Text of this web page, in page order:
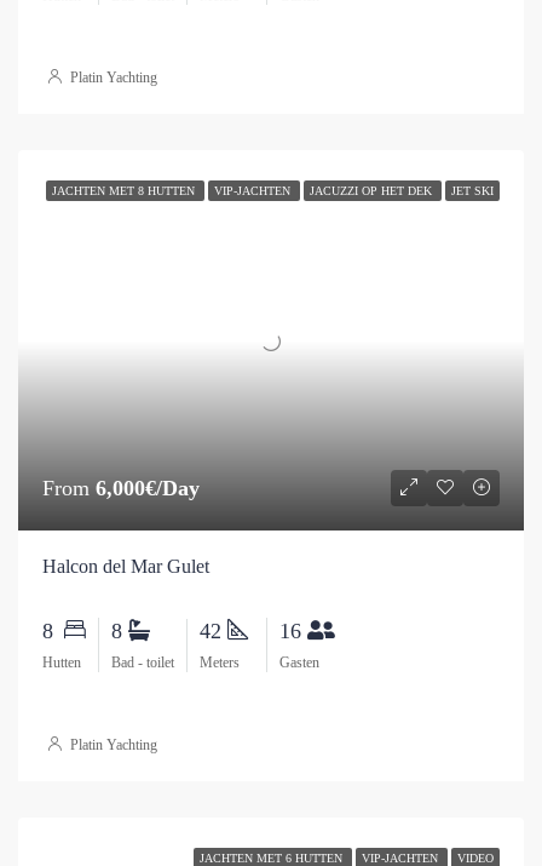
Platin Yachting
JACHTEN MET 8 HUTTEN VIP-JACHTEN JACUZZI OP HET DEK JET SKI
From 6,000€/Day
Halcon del Mar Gulet
8
Hutten
8
Bad - toilet
42
Meters
16
Gasten
Platin Yachting
JACHTEN MET 6 HUTTEN VIP-JACHTEN VIDEO